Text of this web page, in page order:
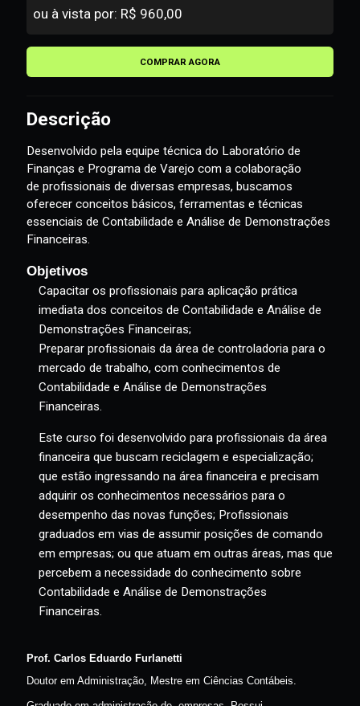
12x R$ 80,00
Descrição
Desenvolvido pela equipe técnica do Laboratório de
Finanças e Programa de Varejo com a colaboração
deprofissionaisde diversas empresas, buscamos
oferecer conceitos básicos, ferramentas e técnicas
Financeiras.
Objetivos
Capacitar os profissionais para aplicação prática
imediata dos conceitos de Contabilidade e Análise de
Demonstrações Financeiras;
Preparar profissionais da área de controladoria para o
mercado de trabalho, com conhecimentos de
Financeiras.
Este curso foi desenvolvido para profissionais da área
financeira que buscam reciclagem e especialização;
queestão ingressando na área financeira e precisam
adquirir os conhecimentos necessários para o
desempenho das novas funções; Profissionais
em empresas; ou que atuam em outras áreas, mas que
Financeiras.